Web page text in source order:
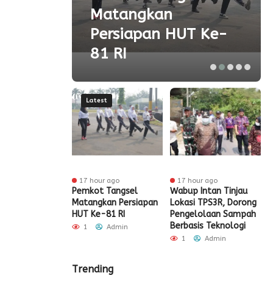
Matangkan
Persiapan HUT Ke-
81 RI
Latest
17 hour ago
Pemkot Tangsel
Matangkan Persiapan
HUT Ke-81 RI
1 Admin
17 hour ago
Wabup Intan Tinjau
Lokasi TPS3R, Dorong
Pengelolaan Sampah
Berbasis Teknologi
1 Admin
Trending